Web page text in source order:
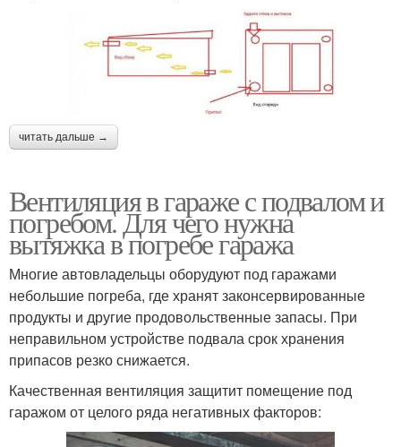
читать дальше →
Вентиляция в гараже с подвалом и
погребом. Для чего нужна
вытяжка в погребе гаража
Многие автовладельцы оборудуют под гаражами
небольшие погреба, где хранят законсервированные
продукты и другие продовольственные запасы. При
неправильном устройстве подвала срок хранения
припасов резко снижается.
Качественная вентиляция защитит помещение под
гаражом от целого ряда негативных факторов: